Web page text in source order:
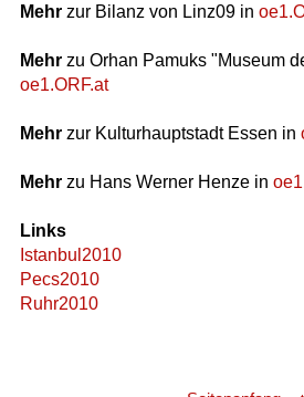
Mehrzur Bilanz von Linz09 in
Mehrzu Orhan Pamuks "Museum
oe1.ORF.at
Mehrzur Kulturhauptstadt Essen in
Mehrzu Hans Werner Henze in
Links
Istanbul2010
Pecs2010
Ruhr2010